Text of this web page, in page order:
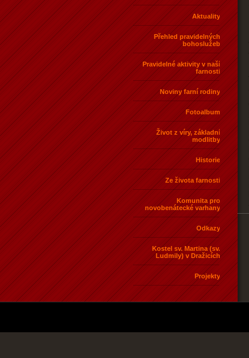
Aktuality
Přehled pravidelných
bohoslužeb
Pravidelné aktivity v naší
farnosti
Noviny farní rodiny
Fotoalbum
Život z víry, základní
modlitby
Historie
Ze života farnosti
Komunita pro
novobenátecké varhany
Odkazy
Kostel sv. Martina (sv.
Ludmily) v Dražicích
Projekty